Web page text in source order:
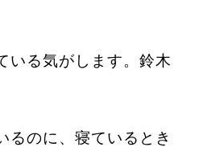
いる気がします。鈴木
るのに、寝ているとき